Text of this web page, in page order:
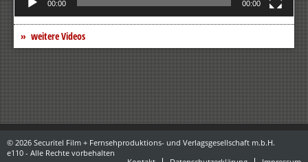
00:00 00:00
weitere Videos
© 2026 Securitel Film + Fernsehproduktions- und Verlagsgesellschaft m.b.H.
e110 - Alle Rechte vorbehalten